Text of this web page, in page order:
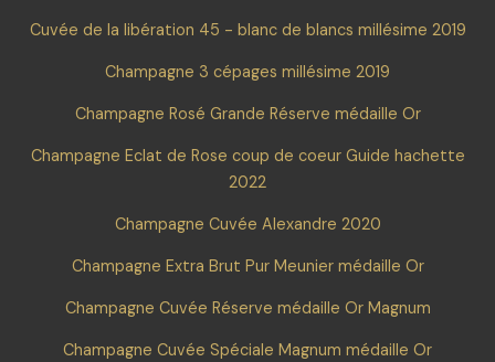
Cuvée de la libération 45 - blanc de blancs millésime 2019
Champagne 3 cépages millésime 2019
Champagne Rosé Grande Réserve médaille Or
Champagne Eclat de Rose coup de coeur Guide hachette
2022
Champagne Cuvée Alexandre 2020
Champagne Extra Brut Pur Meunier médaille Or
Champagne Cuvée Réserve médaille Or Magnum
Champagne Cuvée Spéciale Magnum médaille Or